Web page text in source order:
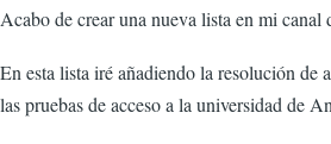
Acabo de crear una nueva lista en mi
En esta lista iré añadiendo la resolución de
las pruebas de acceso a la universidad de